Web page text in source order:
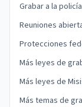
Grabar a la
Reuniones
Protecciones
Más leyes de
Más leyes de
Más temas de